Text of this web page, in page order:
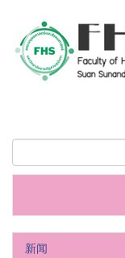
新闻